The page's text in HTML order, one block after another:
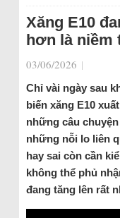
Xăng E10
hơn là niềm
03/06/2026 |
Chỉ vài ngày sau
biến xăng E10
những câu
những nỗi lo liên
hay sai còn cần
không thể phủ
đang tăng lên rất